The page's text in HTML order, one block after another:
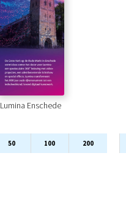
Lumina Enschede
50 100 200